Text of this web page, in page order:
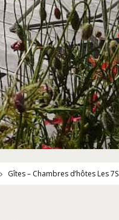
Gîtes – Chambres d’hôtes Les